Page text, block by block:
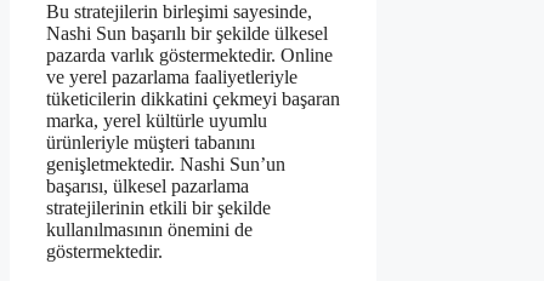
Bu stratejilerin birleşimi sayesinde,
Nashi Sun başarılı bir şekilde ülkesel
pazarda varlık göstermektedir. Online
ve yerel pazarlama faaliyetleriyle
tüketicilerin dikkatini çekmeyi başaran
marka, yerel kültürle uyumlu
ürünleriyle müşteri tabanını
genişletmektedir. Nashi Sun’un
başarısı, ülkesel pazarlama
stratejilerinin etkili bir şekilde
kullanılmasının önemini de
göstermektedir.